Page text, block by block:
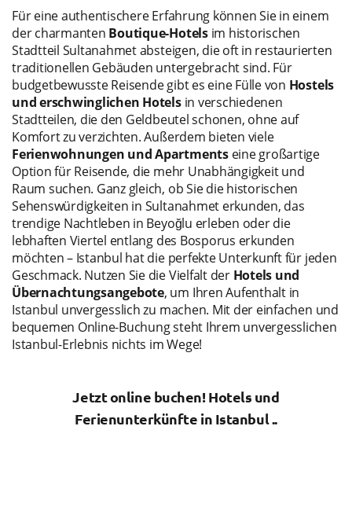
Für eine authentischere Erfahrung können Sie in einem
der charmanten Boutique-Hotelsim historischen
Stadtteil Sultanahmet absteigen, die oft in restaurierten
traditionellen Gebäuden untergebracht sind. Für
budgetbewusste Reisende gibt es eine Fülle von Hostels
und erschwinglichen Hotelsin verschiedenen
Stadtteilen, die den Geldbeutel schonen, ohne auf
Komfort zu verzichten. Außerdem bieten viele
Ferienwohnungen und Apartmentseine großartige
Option für Reisende, die mehr Unabhängigkeit und
Raum suchen. Ganz gleich, ob Sie die historischen
Sehenswürdigkeiten in Sultanahmet erkunden, das
trendige Nachtleben in Beyoğlu erleben oder die
lebhaften Viertel entlang des Bosporus erkunden
möchten – Istanbul hat die perfekte Unterkunft für jeden
Geschmack. Nutzen Sie die Vielfalt der Hotels und
Übernachtungsangebote, um Ihren Aufenthalt in
Istanbul unvergesslich zu machen. Mit der einfachen und
bequemen Online-Buchung steht Ihrem unvergesslichen
Istanbul-Erlebnis nichts im Wege!
Jetzt online buchen!Hotels und
Ferienunterkünfte in Istanbul ..